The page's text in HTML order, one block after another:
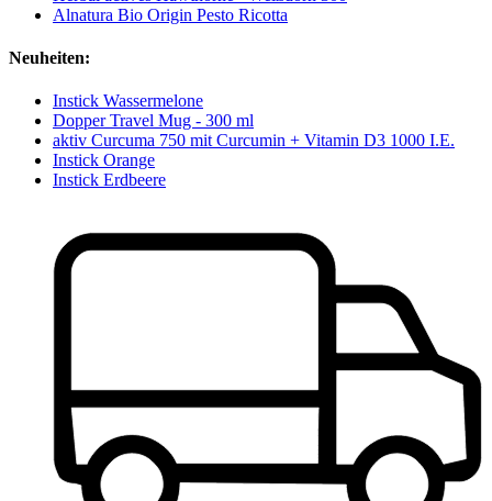
Alnatura Bio Origin Pesto Ricotta
Neuheiten:
Instick Wassermelone
Dopper Travel Mug - 300 ml
aktiv Curcuma 750 mit Curcumin + Vitamin D3 1000 I.E.
Instick Orange
Instick Erdbeere